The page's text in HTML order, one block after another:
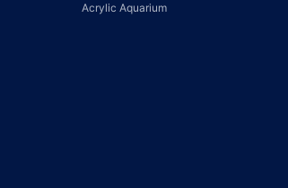
Acrylic Aquarium